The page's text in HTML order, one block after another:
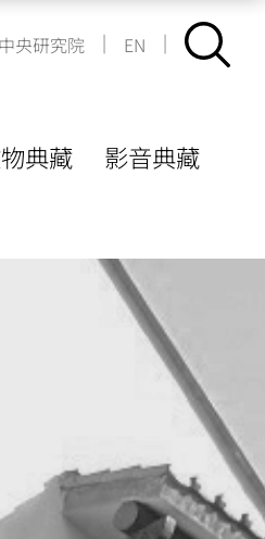
中央研究院 | EN |
典藏
影音典藏